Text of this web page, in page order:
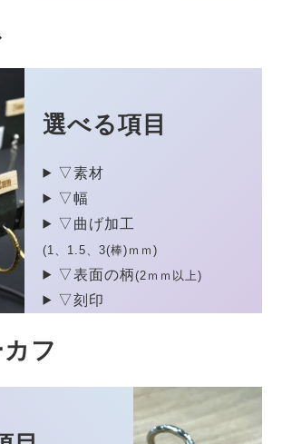
選べる項目
▽素材
▽幅
▽曲げ加工
(1、1.5、3(棒)ｍｍ)
▽表面の柄(2ｍｍ以上)
▽刻印
フ